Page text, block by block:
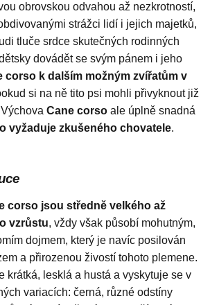
obrovskou odvahou až nezkrotností,
strážci lidí i jejich majetků,
tluče srdce skutečných rodinných
dovádět se svým pánem i jeho
corso k dalším možným zvířatům v
si na ně tito psi mohli přivyknout již
Cane corso ale úplně snadná
vyžaduje zkušeného chovatele.
corso jsou středně velkého až
vzrůstu, vždy však působí mohutným,
dojmem, který je navíc posilován
a přirozenou živostí tohoto plemene.
krátká, lesklá a hustá a vyskytuje se v
variacích: černá, různé odstíny